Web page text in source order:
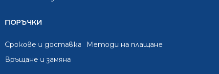
ПОРЪЧКИ
Срокове и доставка
Методи на плащане
Връщане и замяна